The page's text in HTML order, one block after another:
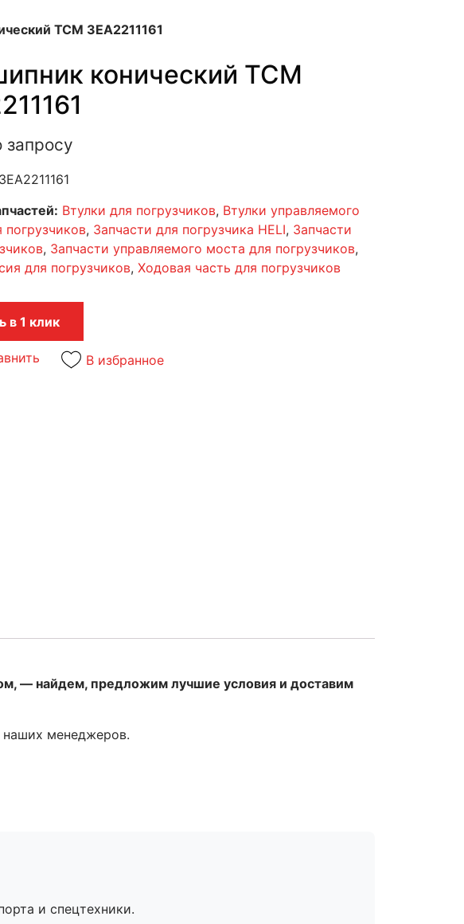
TCM 3EA2211161
конический TCM
запросу
3EA2211161
Втулки для погрузчиков, Втулки управляемого
погрузчиков, Запчасти для погрузчика HELI, Запчасти
, Запчасти управляемого моста для погрузчиков,
для погрузчиков, Ходовая часть для погрузчиков
в 1 клик
В избранное
— найдем, предложим лучшие условия и доставим
наших менеджеров.
и спецтехники.